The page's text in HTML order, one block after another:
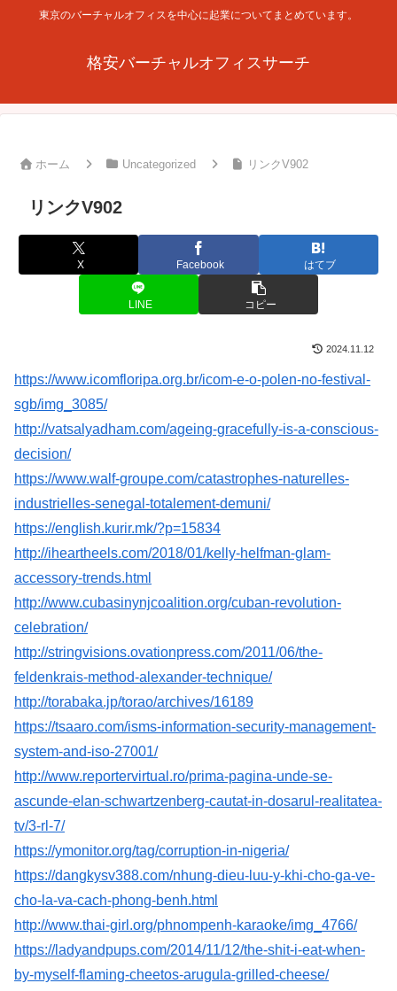
東京のバーチャルオフィスを中心に起業についてまとめています。
格安バーチャルオフィスサーチ
ホーム Uncategorized リンクV902
リンクV902
X Facebook はてブ
LINE コピー
2024.11.12
https://www.icomfloripa.org.br/icom-e-o-polen-no-festival-
sgb/img_3085/
http://vatsalyadham.com/ageing-gracefully-is-a-conscious-
decision/
https://www.walf-groupe.com/catastrophes-naturelles-
industrielles-senegal-totalement-demuni/
https://english.kurir.mk/?p=15834
http://iheartheels.com/2018/01/kelly-helfman-glam-
accessory-trends.html
http://www.cubasinynjcoalition.org/cuban-revolution-
celebration/
http://stringvisions.ovationpress.com/2011/06/the-
feldenkrais-method-alexander-technique/
http://torabaka.jp/torao/archives/16189
https://tsaaro.com/isms-information-security-management-
system-and-iso-27001/
http://www.reportervirtual.ro/prima-pagina-unde-se-
ascunde-elan-schwartzenberg-cautat-in-dosarul-realitatea-
tv/3-rl-7/
https://ymonitor.org/tag/corruption-in-nigeria/
https://dangkysv388.com/nhung-dieu-luu-y-khi-cho-ga-ve-
cho-la-va-cach-phong-benh.html
http://www.thai-girl.org/phnompenh-karaoke/img_4766/
https://ladyandpups.com/2014/11/12/the-shit-i-eat-when-
by-myself-flaming-cheetos-arugula-grilled-cheese/